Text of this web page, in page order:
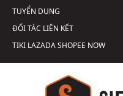
TUYỂN DỤNG
ĐỐI TÁC LIÊN KẾT
TIKI LAZADASHOPEE NOW